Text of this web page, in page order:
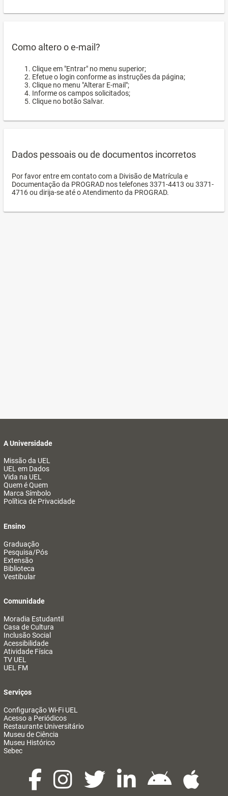
Como altero o e-mail?
Clique em "Entrar" no menu superior;
Efetue o login conforme as instruções da página;
Clique no menu "Alterar E-mail";
Informe os campos solicitados;
Clique no botão Salvar.
Dados pessoais ou de documentos incorretos
Por favor entre em contato com a Divisão de Matrícula e
Documentação da PROGRAD nos telefones 3371-4413 ou 3371-
4716 ou dirija-se até o Atendimento da PROGRAD.
A Universidade
Missão da UEL
UEL em Dados
Vida na UEL
Quem é Quem
Marca Símbolo
Política de Privacidade
Ensino
Graduação
Pesquisa/Pós
Extensão
Biblioteca
Vestibular
Comunidade
Moradia Estudantil
Casa de Cultura
Inclusão Social
Acessibilidade
Atividade Física
TV UEL
UEL FM
Serviços
Configuração Wi-Fi UEL
Acesso a Periódicos
Restaurante Universitário
Museu de Ciência
Museu Histórico
Sebec